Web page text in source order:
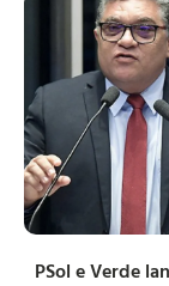
PSol e Verde